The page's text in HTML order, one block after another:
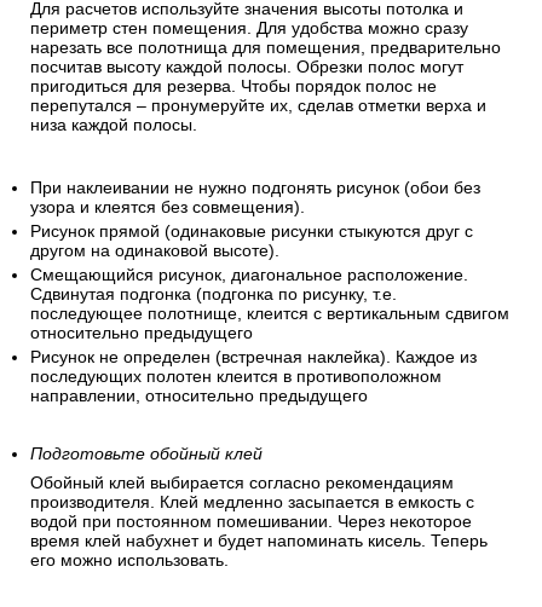
Для расчетов используйте значения высоты потолка и
периметр стен помещения. Для удобства можно сразу
нарезать все полотнища для помещения, предварительно
посчитав высоту каждой полосы. Обрезки полос могут
пригодиться для резерва. Чтобы порядок полос не
перепутался – пронумеруйте их, сделав отметки верха и
низа каждой полосы.
При наклеивании не нужно подгонять рисунок (обои без
узора и клеятся без совмещения).
Рисунок прямой (одинаковые рисунки стыкуются друг с
другом на одинаковой высоте).
Смещающийся рисунок, диагональное расположение.
Сдвинутая подгонка (подгонка по рисунку, т.е.
последующее полотнище, клеится с вертикальным сдвигом
относительно предыдущего
Рисунок не определен (встречная наклейка). Каждое из
последующих полотен клеится в противоположном
направлении, относительно предыдущего
Подготовьте обойный клей
Обойный клей выбирается согласно рекомендациям
производителя. Клей медленно засыпается в емкость с
водой при постоянном помешивании. Через некоторое
время клей набухнет и будет напоминать кисель. Теперь
его можно использовать.